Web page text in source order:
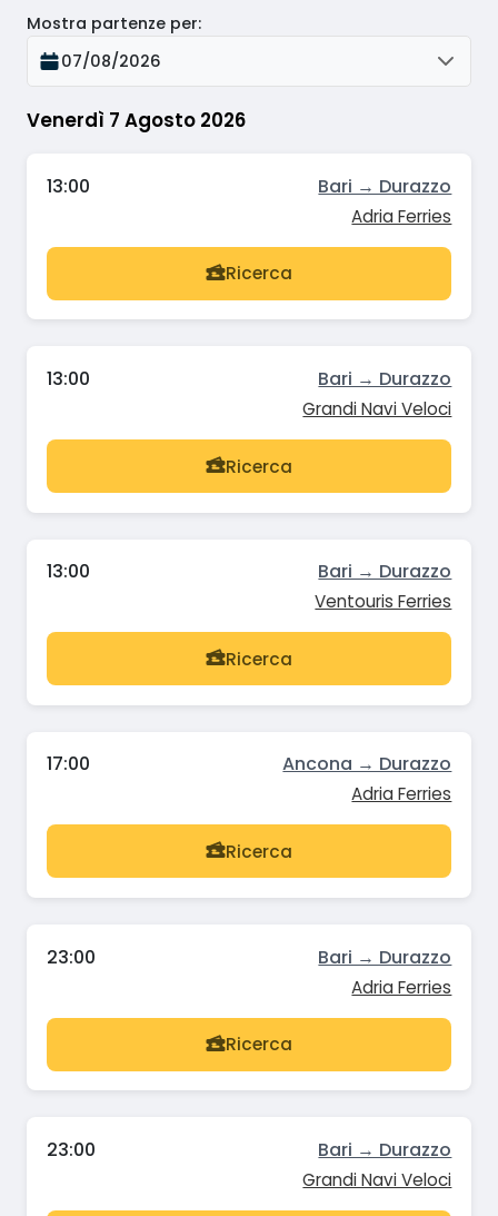
Venerdì 7 Agosto 2026
Mostra partenze per:
07/08/2026
13:00 Bari → Durazzo
Adria Ferries
Ricerca
13:00 Bari → Durazzo
Grandi Navi Veloci
Ricerca
13:00 Bari → Durazzo
Ventouris Ferries
Ricerca
17:00 Ancona → Durazzo
Adria Ferries
Ricerca
23:00 Bari → Durazzo
Adria Ferries
Ricerca
23:00 Bari → Durazzo
Grandi Navi Veloci